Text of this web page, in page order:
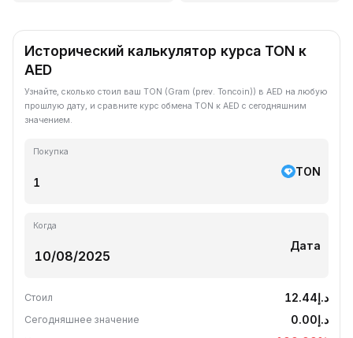
Исторический калькулятор курса TON к
AED
Узнайте, сколько стоил ваш TON (Gram (prev. Toncoin)) в AED на любую
прошлую дату, и сравните курс обмена TON к AED с сегодняшним
значением.
Покупка
TON
Когда
Дата
Стоил د.إ12.44
Сегодняшнее значение د.إ0.00